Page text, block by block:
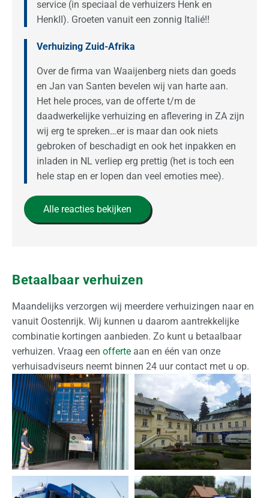
service (in speciaal de verhuizers Henk en
HenkII). Groeten vanuit een zonnig Italié!!
Verhuizing Zuid-Afrika
Over de firma van Waaijenberg niets dan goeds
en Jan van Santen bevelen wij van harte aan.
Het hele proces, van de offerte t/m de
daadwerkelijke verhuizing en aflevering in ZA zijn
wij erg te spreken…er is maar dan ook niets
gebroken of beschadigt en ook het inpakken en
inladen in NL verliep erg prettig (het is toch een
hele stap en er lopen dan veel emoties mee).
Alle reacties bekijken
Betaalbaar verhuizen
Maandelijks verzorgen wij meerdere verhuizingen naar en
vanuit Oostenrijk. Wij kunnen u daarom aantrekkelijke
combinatie kortingen aanbieden. Zo kunt u betaalbaar
verhuizen. Vraag een offerte aan en één van onze
verhuisadviseurs neemt binnen 24 uur contact met u op.